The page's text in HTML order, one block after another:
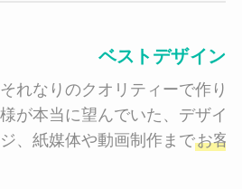
ベストデザイン
れなりのクオリティーで作り
が本当に望んでいた、デザイ
、紙媒体や動画制作までお客